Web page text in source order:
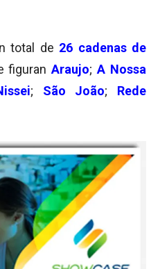
total de 26 cadenas de
figuranAraujo;A Nossa
; São João; Rede